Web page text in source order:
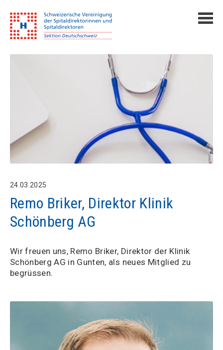
24.03.2025
Remo Briker, Direktor Klinik
Schönberg AG
Wir freuen uns, Remo Briker, Direktor der Klinik
Schönberg AG in Gunten, als neues Mitglied zu
begrüssen.